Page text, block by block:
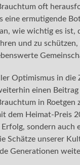
oft
eine ermutigende
wie wichtig es ist,
und zu schützen,
Optimismus in die
einen Beitrag
in Roetgen
dem Heimat-Preis
sondern auch
Schätze unserer
Generationen